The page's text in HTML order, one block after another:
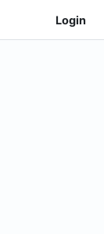
Login